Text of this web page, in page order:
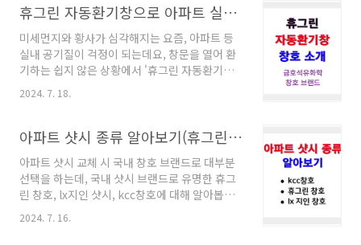
서의 역할을 할 수 있도록 하는 방향으로 나아갈
것이라 하는..
사람이 사람답게 산다는 것이 무엇일까요? 100
세 인생 시대라고 하지만 '의.식.주'에서 주거 문
제에서는 100세가 아니라 지금 당장 필요한데,
고공으로 치솟는 집값 때문에 우리내 인생은 고
달프기만 합니다. 살면서 늘 고민하던 것 중 하나
인 이 주거 문제 좀 어떻게 해줘야 하는 게 아닌가
실겁니다. ✦ 아파트 관련 유용한 정보 ..
휴그린 자동환기창으로 아파트 실내 공기 관리하기
미세먼지와 황사가 심각해지는 요즘, 아파트 등
실내 공기질이 걱정이 되는데요, 창문을 열어 환
기하는 쉽지 않은 상황에서 '휴그린 자동환기
자동환기창 소개 창호는 이제 단순한 창문을 넘
린 자동환기창은 휴그린 창호 샷시에 설치되어
자동으로 실내 공기를 환기해주는 시스템으
로, 깨끗한 공기를 아파트 등의 실내로 유입되도
록 해줍니다. 그래서 자동환기창을 설치하면 실
내 공기질 걱정을 덜 수 있겠죠. 휴그린 자동환기
창 소개 보기(케스코) 휴그린 자동환기창의 특징
2024. 7. 18.
아파트 샷시 종류 알아보기(휴그린 창호, lx지인 샷시, kcc창호)
아파트 샷시 교체 시 국내 창호 브랜드로 대부분
선택을 하는데, 국내 샷시 브랜드로 유명한 휴그
린 창호, lx지인 샷시, kcc창호에 대해 알아봅니
다. 아래 내용은 국내 샷시 교체 1위 기업인 (주)
케스코의 홈페이지 내용을 정리한 것입니다. (주)
2024. 7. 16.